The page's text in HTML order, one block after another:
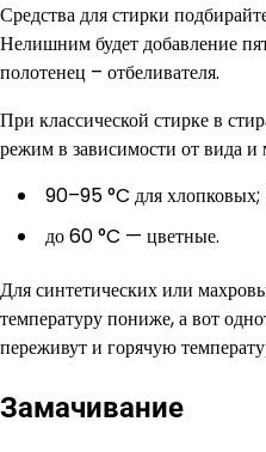
Средства для стирки
Нелишним будет добавление
полотенец – отбеливателя.
При классической стирке в
режим в зависимости от вида и
90–95 °C для хлопковых;
до 60 °C — цветные.
Для синтетических или
температуру пониже, а вот
переживут и горячую
Замачивание